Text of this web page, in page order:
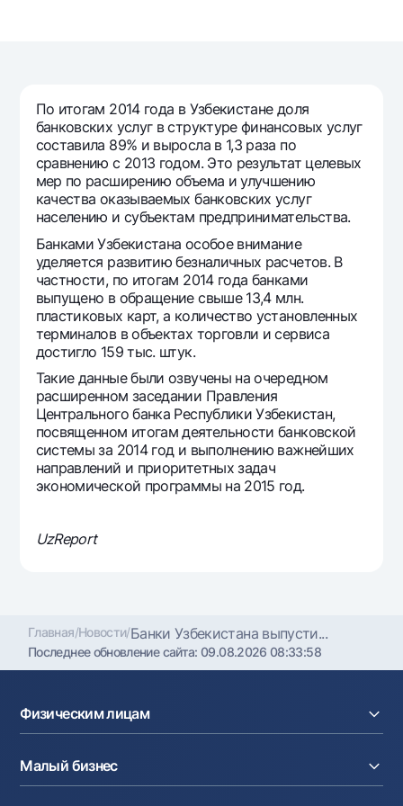
Серебряный депозит
Mastercard
Зарплатные
Garmin pay
Акции
Мобильное приложение Milliy
Часто задаваемые вопросы
Ищите по сайту
Найти
Полезные ссылки
Часто задаваемые вопросы
Пресс-центр
Офисы и банкоматы
Согласие на обработку персональных данных
Следите за нами в соцсетях
Контакт-центр
+998 78 148-00-10
По итогам 2014 года в Узбекистане доля
банковских услуг в структуре финансовых услуг
составила 89% и выросла в 1,3 раза по
сравнению с 2013 годом. Это результат целевых
мер по расширению объема и улучшению
качества оказываемых банковских услуг
населению и субъектам предпринимательства.
Банками Узбекистана особое внимание
уделяется развитию безналичных расчетов. В
частности, по итогам 2014 года банками
выпущено в обращение свыше 13,4 млн.
пластиковых карт, а количество установленных
терминалов в объектах торговли и сервиса
достигло 159 тыс. штук.
Такие данные были озвучены на очередном
расширенном заседании Правления
Центрального банка Республики Узбекистан,
посвященном итогам деятельности банковской
системы за 2014 год и выполнению важнейших
направлений и приоритетных задач
экономической программы на 2015 год.
UzReport
Главная/Новости/Банки Узбекистана выпусти...
Последнее обновление сайта:09.08.2026 08:33:58
Физическим лицам
Вклады
Карты
Малый бизнес